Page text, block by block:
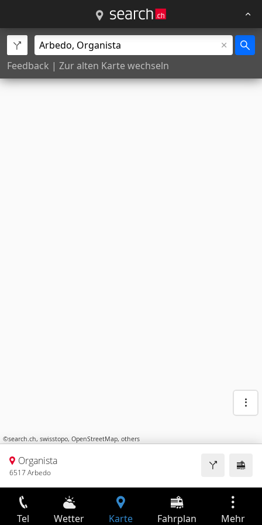
Feedback | Zur alten Karte wechseln
©search.ch, swisstopo, OpenStreetMap, others
Organista
6517 Arbedo
Tel Wetter Karte Fahrplan Mehr